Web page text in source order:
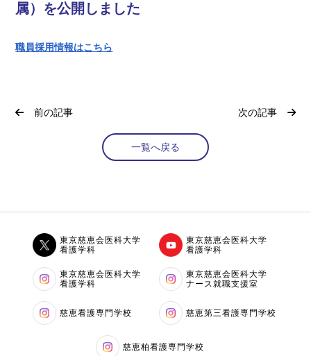
属）を公開しました
職員採用情報はこちら
前の記事
一覧へ戻る
次の記事
東京慈恵会医科大学
看護学科
東京慈恵会医科大学
看護学科
東京慈恵会医科大学
看護学科
東京慈恵会医科大学
ナース就職支援室
慈恵看護専門学校 慈恵第三看護専門学校
慈恵柏看護専門学校